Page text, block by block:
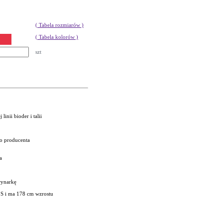
( Tabela rozmiarów )
( Tabela kolorów )
szt
linii bioder i talii
producenta
i ma 178 cm wzrostu